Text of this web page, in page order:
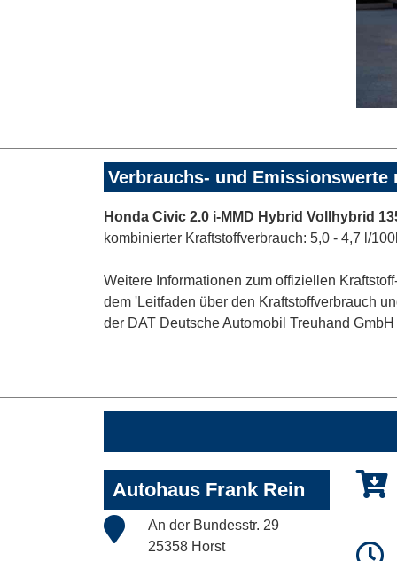
Verbrauchs- und Emissionswerte
Honda Civic 2.0 i-MMD Hybrid Vollhybrid
kombinierter Kraftstoffverbrauch: 5,0 - 4,7 l/
Weitere Informationen zum offiziellen
dem 'Leitfaden über den Kraftstoffverbrauch
der DAT Deutsche Automobil Treuhand
Autohaus Frank Rein
An der Bundesstr. 29
25358 Horst